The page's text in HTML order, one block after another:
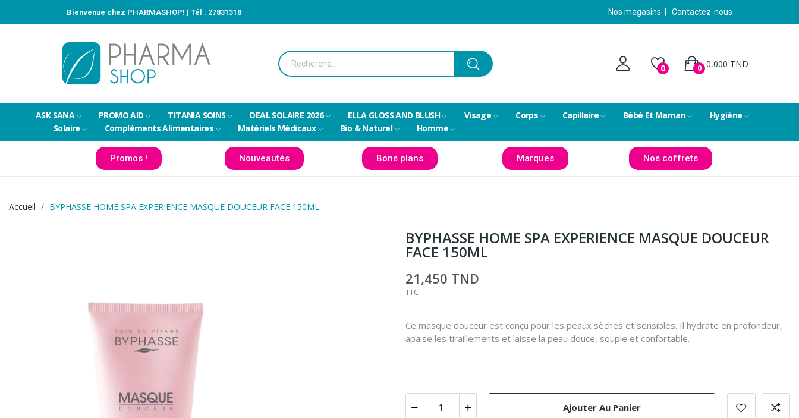
Bienvenue chez PHARMASHOP! | Tél : 27831318 Nos magasins Contactez-nous
0 0,000 TND
0
ASK SANA PROMO AID TITANIA SOINS DEAL SOLAIRE 2026 ELLA GLOSS AND BLUSH Visage Corps Capillaire Bébé Et Maman
Hygiène
Solaire
Compléments Alimentaires Matériels Médicaux Bio & Naturel Homme
Promos ! Nouveautés Bons plans Marques Nos coffrets
Accueil BYPHASSE HOME SPA EXPERIENCE MASQUE DOUCEUR FACE 150ML
BYPHASSE HOME SPA EXPERIENCE MASQUE DOUCEUR
FACE 150ML
21,450 TND
TTC
Ce masque douceur est conçu pour les peaux sèches et sensibles. Il hydrate en profondeur,
apaise les tiraillements et laisse la peau douce, souple et confortable.
Ajouter Au Panier